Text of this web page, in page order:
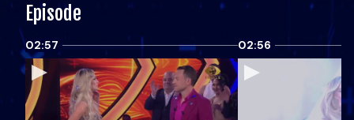
Episode
02:57 02:56